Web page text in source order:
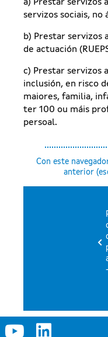
a) Prestar servizos
servizos sociais,
b) Prestar servizos
de actuación
c) Prestar servizos
inclusión, en risco
maiores, familia,
ter 100 ou máis
persoal.
Con este
anterior